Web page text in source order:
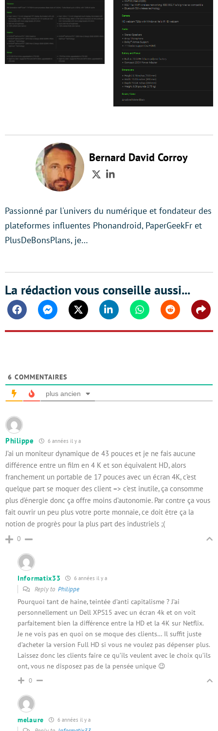
Bernard David Corroy
TwitterLinkedIn
Passionné par l'univers du numérique et fondateur des
plateformes influentes Phonandroid, PaperGeekFr et
PlusDeBonsPlans, je…
La rédaction vous conseille aussi...
FacebookMessengerTwitter Linkedin WhatsappReddit
6 COMMENTAIRES
plus ancien
Philippe 6 années il y a
J’ai un moniteur dynamique de 43 pouces et je ne fais aucune
différence entre un film en 4 K et son équivalent HD, alors
franchement un portable de 17 pouces avec un écran 4K, c’est
quelque part se moquer des client => c’est inutile, ça consomme
plus d’énergie donc ça offre moins d’autonomie. Par contre ça vous
fait ouvrir un peu plus votre porte monnaie, ce doit être ça la
notion de progrès pour la plus part des industriels ;(
0
Informatix33 6 années il y a
Reply to Philippe
Pourquoi tant de haine, teintée d’anti capitalisme ? J’ai
personnellement un Dell XPS15 avec un écran 4k et on voit
parfaitement bien la différence entre la HD et la 4K sur Netflix.
Je ne vois pas en quoi on se moque des clients… Il suffit juste
d’acheter la version Full HD si vous ne voulez pas dépenser plus.
Laissez donc les clients faire ce qu’ils veulent avec le choix qu’ils
ont, vous ne disposez pas de la pensée unique 😉
0
melaure 6 années il y a